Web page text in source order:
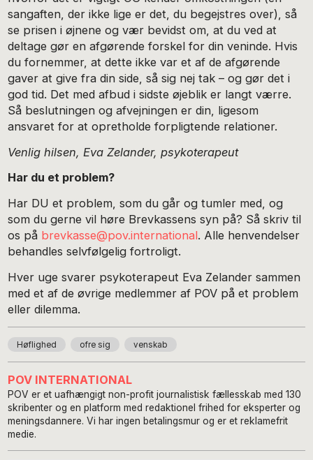
sangaften, der ikke lige er det, du begejstres over), så
se prisen i øjnene og vær bevidst om, at du ved at
deltage gør en afgørende forskel for din veninde. Hvis
du fornemmer, at dette ikke var et af de afgørende
gaver at give fra din side, så sig nej tak – og gør det i
god tid. Det med afbud i sidste øjeblik er langt værre.
Så beslutningen og afvejningen er din, ligesom
ansvaret for at opretholde forpligtende relationer.
Venlig hilsen, Eva Zelander, psykoterapeut
Har du et problem?
Har DU et problem, som du går og tumler med, og
som du gerne vil høre Brevkassens syn på? Så skriv til
os på brevkasse@pov.international. Alle henvendelser
behandles selvfølgelig fortroligt.
Hver uge svarer psykoterapeut Eva Zelander sammen
med et af de øvrige medlemmer af POV på et problem
eller dilemma.
Høflighed ofre sig venskab
POV INTERNATIONAL
POV er et uafhængigt non-profit journalistisk fællesskab med 130
skribenter og en platform med redaktionel frihed for eksperter og
meningsdannere. Vi har ingen betalingsmur og er et reklamefrit
medie.